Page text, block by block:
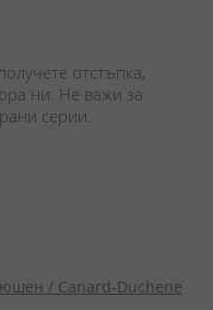
отстъпка,
ни. Не важи за
серии.
/ Canard-Duchene